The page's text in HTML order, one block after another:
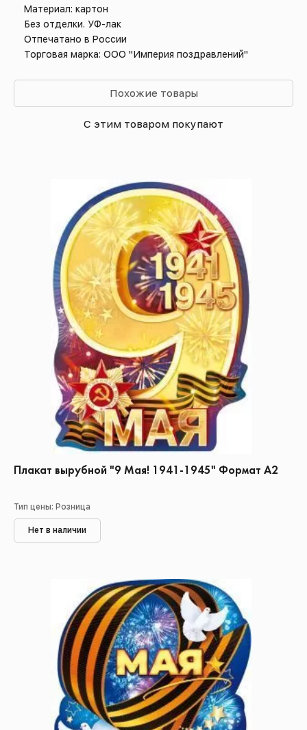
Материал: картон
Без отделки. УФ-лак
Отпечатано в России
Торговая марка: ООО "Империя поздравлений"
Похожие товары
С этим товаром покупают
Плакат вырубной "9 Мая! 1941-1945" Формат А2
Тип цены: Розница
Нет в наличии